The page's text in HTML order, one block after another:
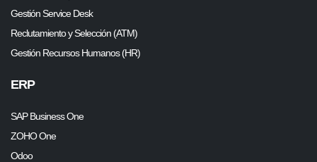
Gestión Service Desk
Reclutamiento y Selección (ATM)
Gestión Recursos Humanos (HR)
ERP
SAP Business One
ZOHO One
Odoo